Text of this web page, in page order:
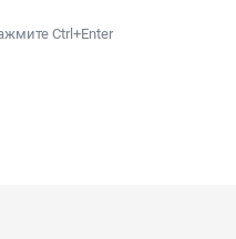
Ctrl+Enter